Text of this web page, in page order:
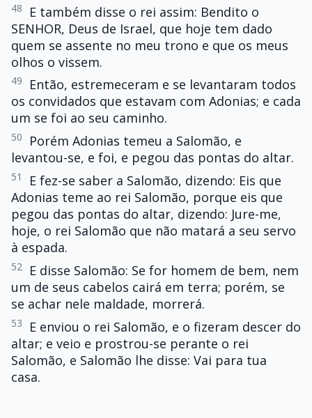
48
E também disse o rei assim: Bendito o
SENHOR, Deus de Israel, que hoje tem dado
quem se assente no meu trono e que os meus
olhos o vissem.
49
Então, estremeceram e se levantaram todos
os convidados que estavam com Adonias; e cada
um se foi ao seu caminho.
50
Porém Adonias temeu a Salomão, e
levantou-se, e foi, e pegou das pontas do altar.
51
E fez-se saber a Salomão, dizendo: Eis que
Adonias teme ao rei Salomão, porque eis que
pegou das pontas do altar, dizendo: Jure-me,
hoje, o rei Salomão que não matará a seu servo
à espada.
52
E disse Salomão: Se for homem de bem, nem
um de seus cabelos cairá em terra; porém, se
se achar nele maldade, morrerá.
53
E enviou o rei Salomão, e o fizeram descer do
altar; e veio e prostrou-se perante o rei
Salomão, e Salomão lhe disse: Vai para tua
casa.